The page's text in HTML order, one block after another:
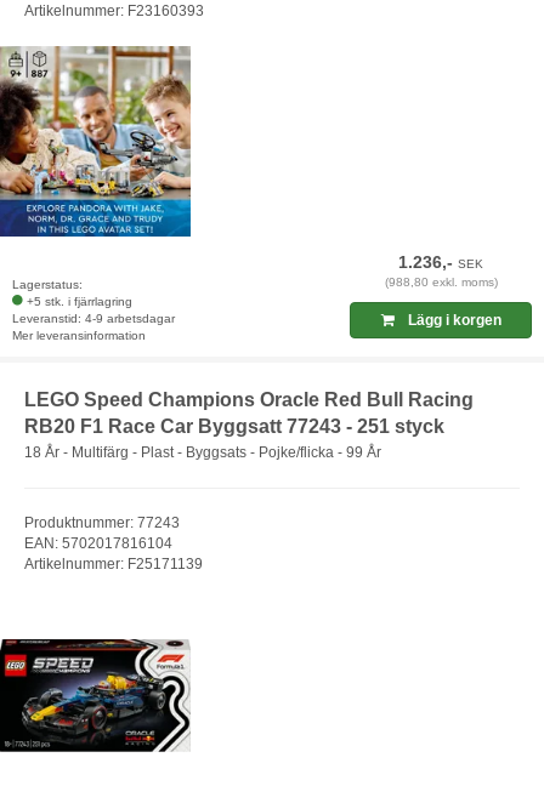
Artikelnummer: F23160393
Lagerstatus:
+5 stk. i fjärrlagring
Leveranstid: 4-9 arbetsdagar
Mer leveransinformation
1.236,-SEK
(988,80 exkl. moms)
Lägg i korgen
LEGO Speed Champions Oracle Red Bull Racing
RB20 F1 Race Car Byggsatt 77243 - 251 styck
18 År - Multifärg - Plast - Byggsats - Pojke/flicka - 99 År
Produktnummer: 77243
EAN: 5702017816104
Artikelnummer: F25171139